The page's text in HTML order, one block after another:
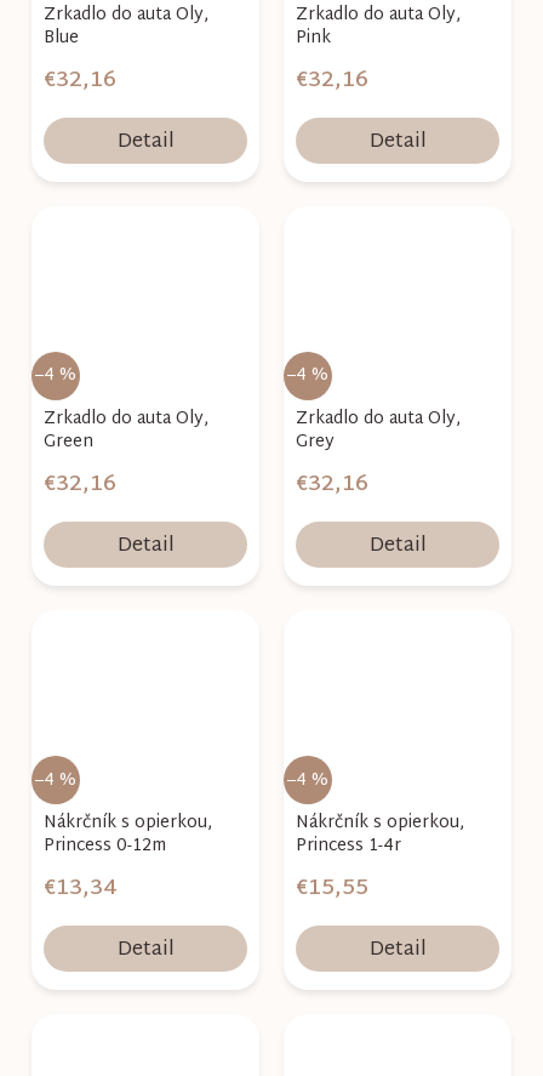
Zrkadlo do auta Oly,
Blue
€32,16
Detail
Zrkadlo do auta Oly,
Pink
€32,16
Detail
–4 %
Zrkadlo do auta Oly,
Green
€32,16
Detail
–4 %
Zrkadlo do auta Oly,
Grey
€32,16
Detail
–4 %
Nákrčník s opierkou,
Princess 0-12m
€13,34
Detail
–4 %
Nákrčník s opierkou,
Princess 1-4r
€15,55
Detail